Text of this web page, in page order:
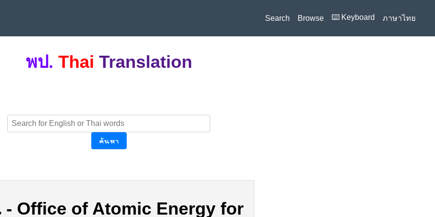
Search Browse ⌨️ Keyboard ภาษาไทย
พป. Thai Translation
ค้นหา
- Office of Atomic Energy for